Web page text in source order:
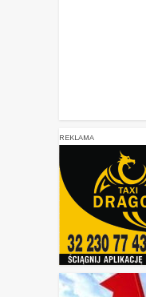
REKLAMA